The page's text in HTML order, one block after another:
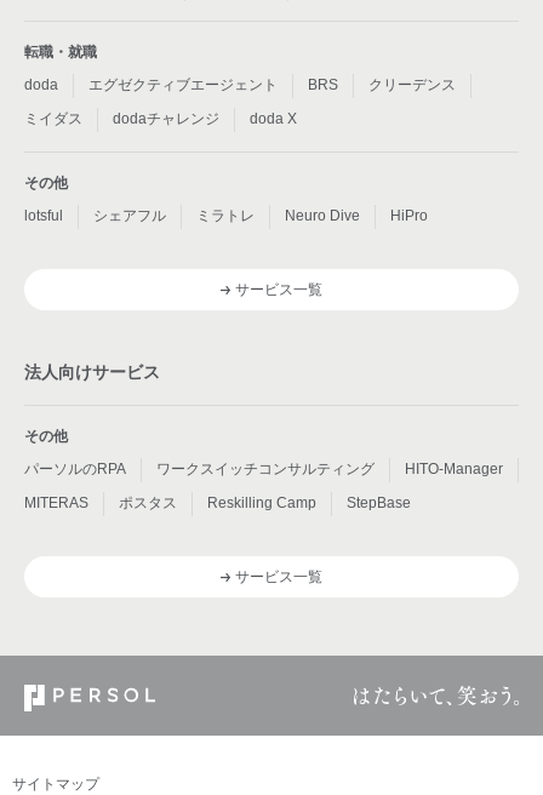
転職・就職
doda
エグゼクティブエージェント BRS
クリーデンス
ミイダス
dodaチャレンジ doda X
その他
lotsful
シェアフル ミラトレ Neuro Dive HiPro
サービス一覧
法人向けサービス
その他
パーソルのRPA
ワークスイッチコンサルティング
HITO-Manager
MITERAS
ポスタス Reskilling Camp StepBase
サービス一覧
サイトマップ